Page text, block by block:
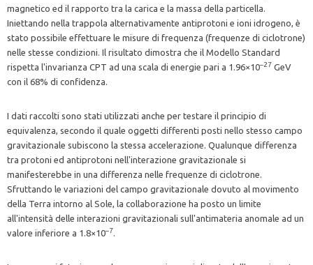
magnetico ed il rapporto tra la carica e la massa della particella.
Iniettando nella trappola alternativamente antiprotoni e ioni idrogeno, è
stato possibile effettuare le misure di frequenza (frequenze di ciclotrone)
nelle stesse condizioni. Il risultato dimostra che il Modello Standard
rispetta l'invarianza CPT ad una scala di energie pari a 1.96×10–27 GeV
con il 68% di confidenza.
I dati raccolti sono stati utilizzati anche per testare il principio di
equivalenza, secondo il quale oggetti differenti posti nello stesso campo
gravitazionale subiscono la stessa accelerazione. Qualunque differenza
tra protoni ed antiprotoni nell'interazione gravitazionale si
manifesterebbe in una differenza nelle frequenze di ciclotrone.
Sfruttando le variazioni del campo gravitazionale dovuto al movimento
della Terra intorno al Sole, la collaborazione ha posto un limite
all'intensità delle interazioni gravitazionali sull'antimateria anomale ad un
valore inferiore a 1.8×10–7.